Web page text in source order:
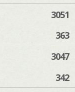
3051
363
3047
342